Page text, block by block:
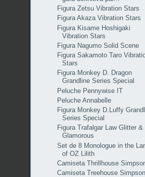
Figura Zetsu Vibration Stars
Figura Akaza Vibration Stars
Figura Kisame Hoshigaki
Vibration Stars
Figura Nagumo Solid Scene
Figura Sakamoto Taro
Stars
Figura Monkey D. Dragon
Grandline Series Special
Peluche Pennywise IT
Peluche Annabelle
Figura Monkey D.Luffy
Series Special
Figura Trafalgar Law Glitter &
Glamorous
Set de 8 Monologue in the
of OZ Lilith
Camiseta Thrillhouse
Camiseta Treehouse